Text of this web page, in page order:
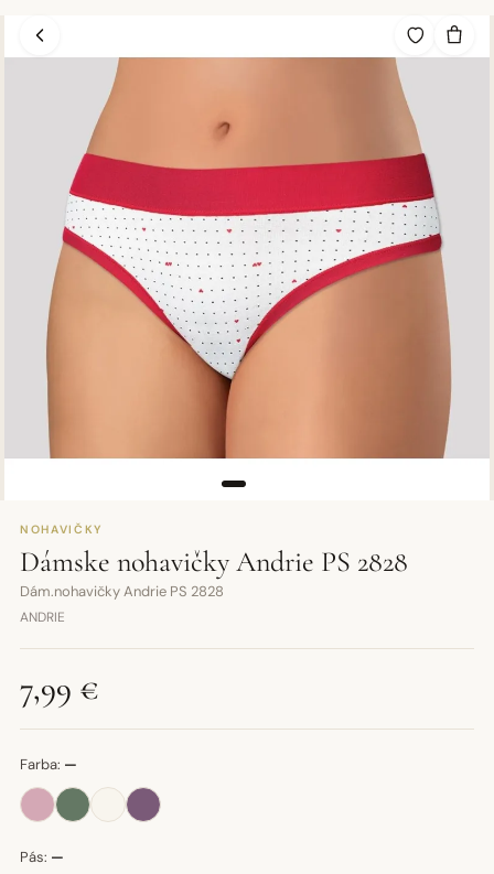
NOHAVIČKY
Dámske nohavičky Andrie PS 2828
Dám.nohavičky Andrie PS 2828
ANDRIE
7,99 €
Farba: —
Pás: —